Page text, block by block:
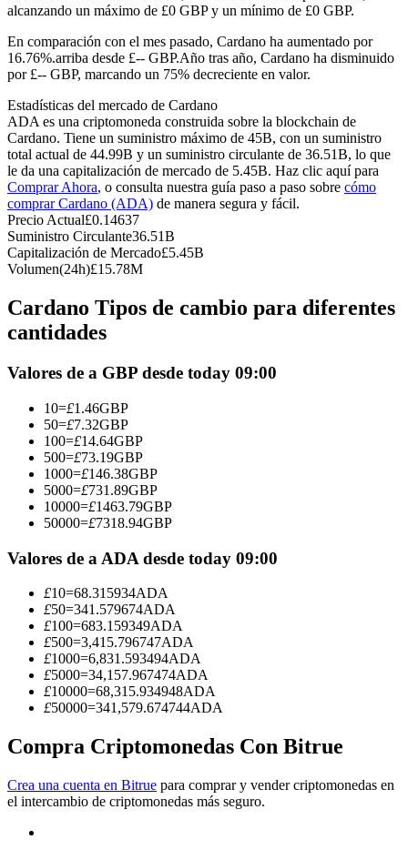
Futuros del USDC
Futuros que utilizan USDC como garantía
Copiar Trading
Conviértete en un Trader de Copia
Disfruta del reparto de beneficios y comisiones de copy trading
Información
alcanzando un máximo de £0 GBP y un mínimo de £0 GBP.
En comparación con el mes pasado, Cardano ha aumentado por
16.76%.arriba desde £-- GBP.Año tras año, Cardano ha disminuido
por £-- GBP, marcando un 75% decreciente en valor.
Estadísticas del mercado de Cardano
ADA es una criptomoneda construida sobre la blockchain de
Cardano. Tiene un suministro máximo de 45B, con un suministro
total actual de 44.99B y un suministro circulante de 36.51B, lo que
le da una capitalización de mercado de 5.45B. Haz clic aquí para
Comprar Ahora, o consulta nuestra guía paso a paso sobre cómo
comprar Cardano (ADA) de manera segura y fácil.
Precio Actual£0.14637
Suministro Circulante36.51B
Capitalización de Mercado£5.45B
Volumen(24h)£15.78M
Cardano Tipos de cambio para diferentes
cantidades
Valores de a GBP desde today 09:00
10=£1.46GBP
50=£7.32GBP
100=£14.64GBP
500=£73.19GBP
1000=£146.38GBP
5000=£731.89GBP
10000=£1463.79GBP
50000=£7318.94GBP
Valores de a ADA desde today 09:00
£10=68.315934ADA
£50=341.579674ADA
£100=683.159349ADA
£500=3,415.796747ADA
£1000=6,831.593494ADA
£5000=34,157.967474ADA
£10000=68,315.934948ADA
£50000=341,579.674744ADA
Compra Criptomonedas Con Bitrue
Crea una cuenta en Bitrue para comprar y vender criptomonedas en
el intercambio de criptomonedas más seguro.